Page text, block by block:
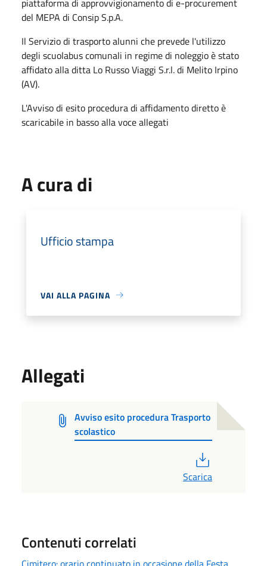
del MEPA di Consip S.p.A.
Il Servizio di trasporto alunni che prevede l'utilizzo
degli scuolabus comunali in regime di noleggio è stato
affidato alla ditta Lo Russo Viaggi S.r.l. di Melito Irpino
(AV).
L'Avviso di esito procedura di affidamento diretto è
scaricabile in basso alla voce allegati
A cura di
Ufficio stampa
VAI ALLA PAGINA
Allegati
Avviso esito procedura Trasporto
scolastico
Scarica
Contenuti correlati